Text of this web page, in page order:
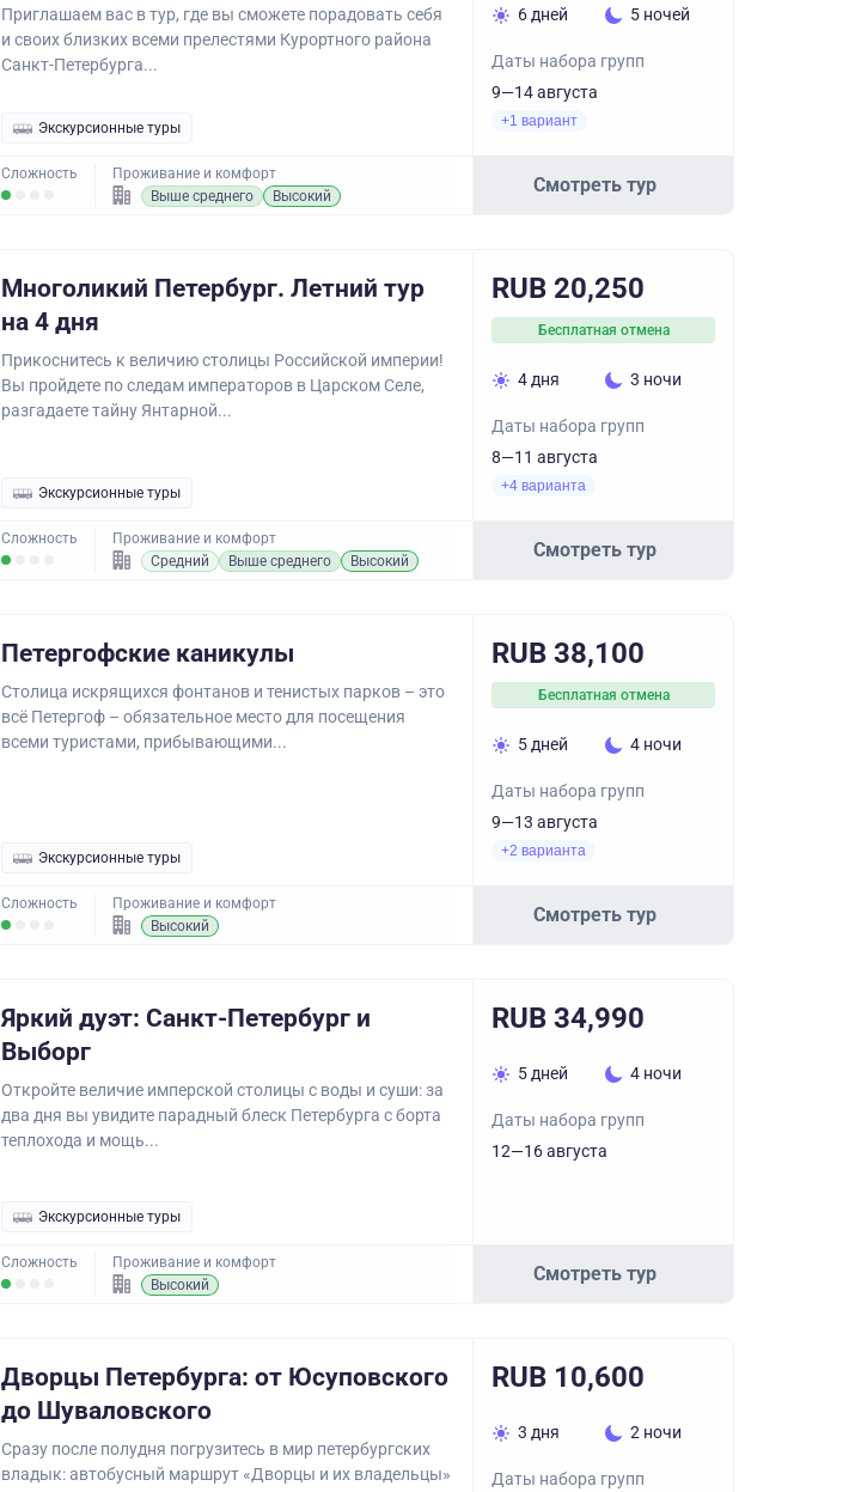
Приглашаем вас в тур, где вы сможете порадовать себя
и своих близких всеми прелестями Курортного района
Санкт-Петербурга...
Экскурсионные туры
Сложность
Проживание и комфорт
Выше среднего
Высокий
6 дней 5 ночей
Даты набора групп
9—14 августа
+1 вариант
Смотреть тур
Многоликий Петербург. Летний тур
на 4 дня
Прикоснитесь к величию столицы Российской империи!
Вы пройдете по следам императоров в Царском Селе,
разгадаете тайну Янтарной...
Экскурсионные туры
Сложность
Проживание и комфорт
Средний
Выше среднего Высокий
RUB 20,250
Бесплатная отмена
4 дня 3 ночи
Даты набора групп
8—11 августа
+4 варианта
Смотреть тур
Петергофские каникулы
Столица искрящихся фонтанов и тенистых парков – это
всё Петергоф – обязательное место для посещения
всеми туристами, прибывающими...
Экскурсионные туры
Сложность
Проживание и комфорт
Высокий
RUB 38,100
Бесплатная отмена
5 дней 4 ночи
Даты набора групп
9—13 августа
+2 варианта
Смотреть тур
Яркий дуэт: Санкт-Петербург и
Выборг
Откройте величие имперской столицы с воды и суши: за
два дня вы увидите парадный блеск Петербурга с борта
теплохода и мощь...
Экскурсионные туры
Сложность
Проживание и комфорт
Высокий
RUB 34,990
5 дней 4 ночи
Даты набора групп
12—16 августа
Смотреть тур
Дворцы Петербурга: от Юсуповского
до Шуваловского
Сразу после полудня погрузитесь в мир петербургских
владык: автобусный маршрут «Дворцы и их владельцы»
RUB 10,600
3 дня 2 ночи
Даты набора групп